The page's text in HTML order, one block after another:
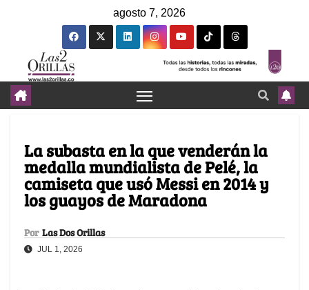
agosto 7, 2026
La subasta en la que venderán la
medalla mundialista de Pelé, la
camiseta que usó Messi en 2014 y
los guayos de Maradona
Por Las Dos Orillas
JUL 1, 2026